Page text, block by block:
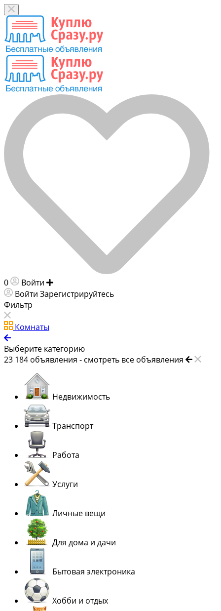
0 Войти
Войти Зарегистрируйтесь
Фильтр
Комнаты
Выберите категорию
23 184 объявления - смотреть все объявления
Недвижимость
Транспорт
Работа
Услуги
Личные вещи
Для дома и дачи
Бытовая электроника
Хобби и отдых